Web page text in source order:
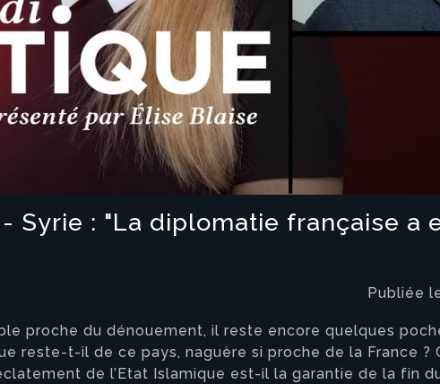
Video
Syrie : "La diplomatie française a
Publiée
proche du dénouement, il reste encore quelques
reste-t-il de ce pays, naguère si proche de la France
de l’Etat Islamique est-il la garantie de la fin